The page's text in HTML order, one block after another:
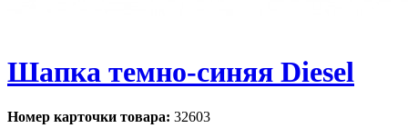
Шапка темно-синяя Diesel
Номер карточки товара: 32603